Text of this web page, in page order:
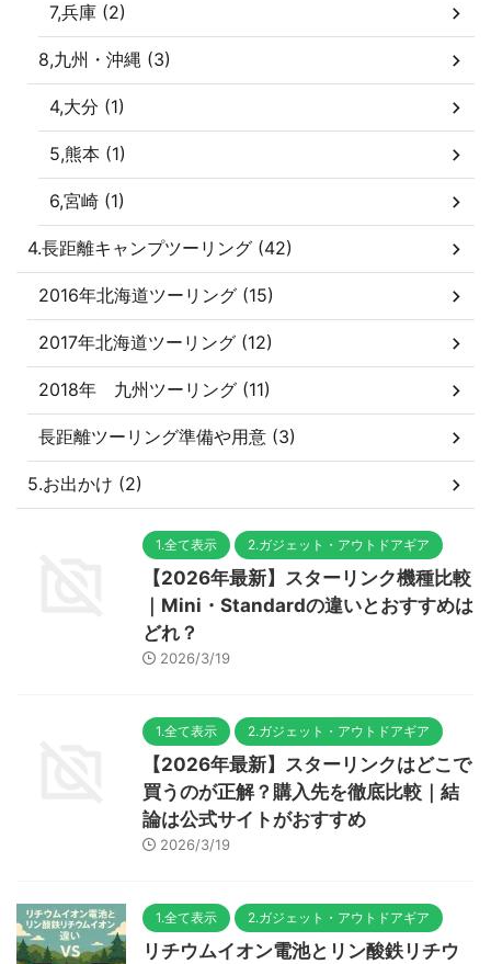
7,兵庫 (2)
8,九州・沖縄 (3)
4,大分 (1)
5,熊本 (1)
6,宮崎 (1)
4.長距離キャンプツーリング (42)
2016年北海道ツーリング (15)
2017年北海道ツーリング (12)
2018年 九州ツーリング (11)
長距離ツーリング準備や用意 (3)
5.お出かけ (2)
1.全て表示 2.ガジェット・アウトドアギア
【2026年最新】スターリンク機種比較
｜Mini・Standardの違いとおすすめは
どれ？
2026/3/19
1.全て表示 2.ガジェット・アウトドアギア
【2026年最新】スターリンクはどこで
買うのが正解？購入先を徹底比較｜結
論は公式サイトがおすすめ
2026/3/19
1.全て表示 2.ガジェット・アウトドアギア
リチウムイオン電池とリン酸鉄リチウ